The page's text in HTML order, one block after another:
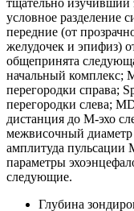
тщательно
условное разделение
передние (от
желудочек и эпифиз)
общепринята
начальный комплекс;
перегородки справа;
перегородки слева;
дистанция до М-эхо
межвисочный
амплитуда пульсации
параметры
следующие.
Глубина